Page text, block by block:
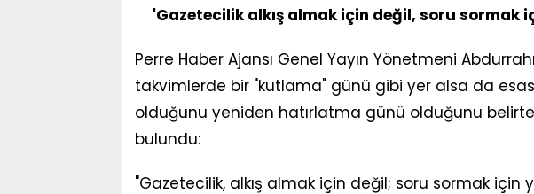
'Gazetecilik alkış almak için değil, soru sormak
Perre Haber Ajansı Genel Yayın Yönetmeni
takvimlerde bir "kutlama" günü gibi yer alsa da
olduğunu yeniden hatırlatma günü olduğunu
bulundu:
"Gazetecilik, alkış almak için değil; soru sormak için